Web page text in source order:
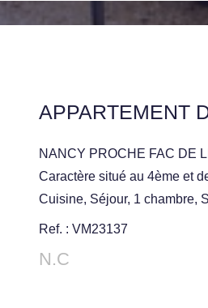
NANCY PROCHE FAC DE
Caractère situé au 4ème et
Cuisine, Séjour, 1 chambre,
Greniers et une Cave pour
Ref. : VM23137
N.C